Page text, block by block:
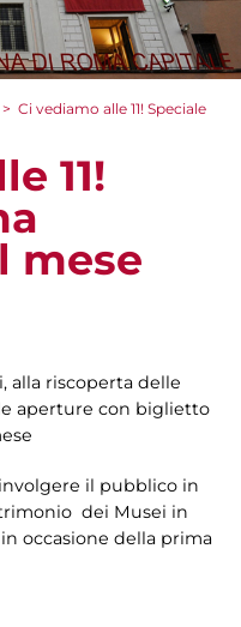
> Ci vediamo alle 11! Speciale
11!
mese
alla riscoperta delle
aperture con biglietto
il pubblico in
dei Musei in
occasione della prima